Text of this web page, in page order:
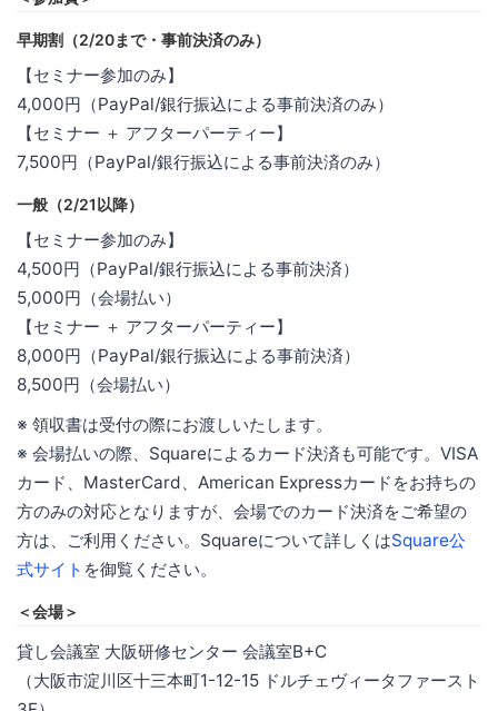
早期割（2/20まで・事前決済のみ）
【セミナー参加のみ】
4,000円（PayPal/銀行振込による事前決済のみ）
【セミナー ＋ アフターパーティー】
7,500円（PayPal/銀行振込による事前決済のみ）
一般（2/21以降）
【セミナー参加のみ】
4,500円（PayPal/銀行振込による事前決済）
5,000円（会場払い）
【セミナー ＋ アフターパーティー】
8,000円（PayPal/銀行振込による事前決済）
8,500円（会場払い）
※ 領収書は受付の際にお渡しいたします。
※ 会場払いの際、Squareによるカード決済も可能です。VISA
カード、MasterCard、American Expressカードをお持ちの
方のみの対応となりますが、会場でのカード決済をご希望の
方は、ご利用ください。Squareについて詳しくはSquare公
式サイト を御覧ください。
＜会場＞
貸し会議室 大阪研修センター 会議室B+C
（大阪市淀川区十三本町1-12-15 ドルチェヴィータファースト